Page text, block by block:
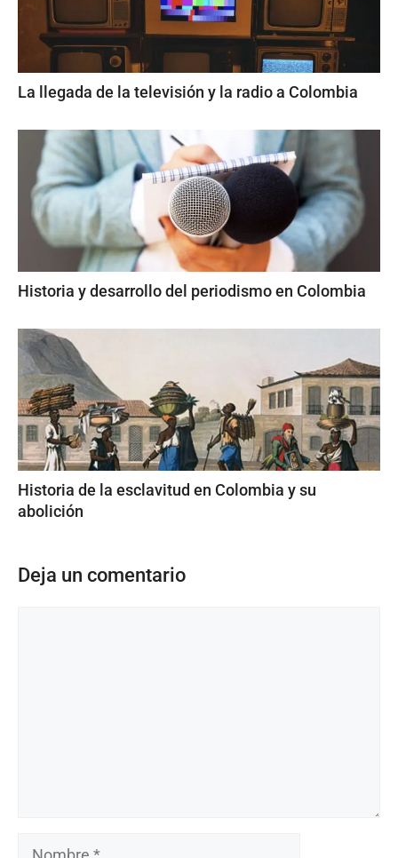
La llegada de la televisión y la radio a Colombia
Historia y desarrollo del periodismo en Colombia
Historia de la esclavitud en Colombia y su
abolición
Deja un comentario
Nombre